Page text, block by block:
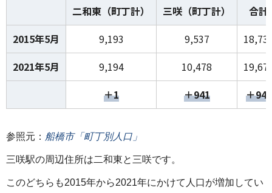
二和東（町丁計） 三咲（町丁計）
合計
2015年5月
9,193 9,537
2021年5月
9,194 10,478
＋1
＋941 ＋942
参照元： 船橋市「町丁別人口」
三咲駅の周辺住所は二和東と三咲です。
このどちらも2015年から2021年にかけて人口が増加してい